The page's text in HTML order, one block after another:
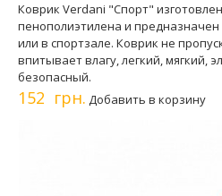
Коврик Verdani "Спорт"
пенополиэтилена и
или в спортзале. Коврик не
впитывает влагу, легкий, мягкий,
безопасный.
152 грн. Добавить в корзину